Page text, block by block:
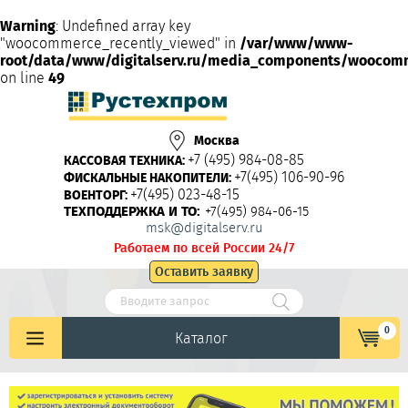
Warning: Undefined array key
"woocommerce_recently_viewed" in /var/www/www-
root/data/www/digitalserv.ru/media_components/
on line 49
Москва
КАССОВАЯ ТЕХНИКА: +7 (495) 984-08-85
ФИСКАЛЬНЫЕ НАКОПИТЕЛИ: +7(495) 106-90-96
ВОЕНТОРГ: +7(495) 023-48-15
ТЕХПОДДЕРЖКА И ТО: +7(495) 984-06-15
msk@digitalserv.ru
Работаем по всей России 24/7
Оставить заявку
Каталог 0